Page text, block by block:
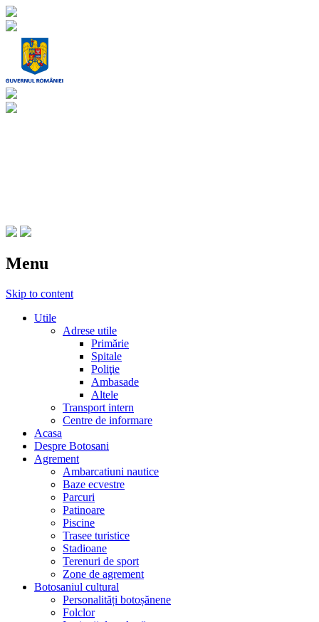
Menu
Skip to content
Utile
Adrese utile
Primărie
Spitale
Poliţie
Ambasade
Altele
Transport intern
Centre de informare
Acasa
Despre Botosani
Agrement
Ambarcatiuni nautice
Baze ecvestre
Parcuri
Patinoare
Piscine
Trasee turistice
Stadioane
Terenuri de sport
Zone de agrement
Botosaniul cultural
Personalități botoșănene
Folclor